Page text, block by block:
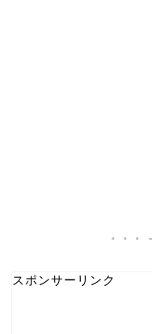
スポンサーリンク